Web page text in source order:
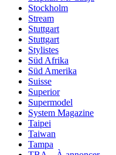
Stockholm
Stream
Stuttgart
Stuttgart
Stylistes
Süd Afrika
Süd Amerika
Suisse
Superior
Supermodel
System Magazine
Taipei
Taiwan
Tampa